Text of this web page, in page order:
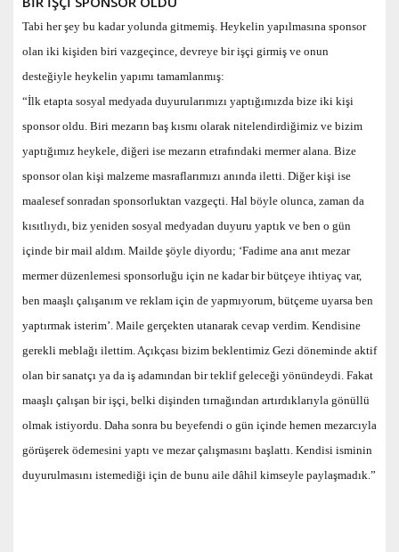
Tabi her şey bu kadar yolunda gitmemiş. Heykelin yapılmasına sponsor
olan iki kişiden biri vazgeçince, devreye bir işçi girmiş ve onun
desteğiyle heykelin yapımı tamamlanmış:
“İlk etapta sosyal medyada duyurularımızı yaptığımızda bize iki kişi
sponsor oldu. Biri mezarın baş kısmı olarak nitelendirdiğimiz ve bizim
yaptığımız heykele, diğeri ise mezarın etrafındaki mermer alana. Bize
sponsor olan kişi malzeme masraflarımızı anında iletti. Diğer kişi ise
maalesef sonradan sponsorluktan vazgeçti. Hal böyle olunca, zaman da
kısıtlıydı, biz yeniden sosyal medyadan duyuru yaptık ve ben o gün
içinde bir mail aldım. Mailde şöyle diyordu; ‘Fadime ana anıt mezar
mermer düzenlemesi sponsorluğu için ne kadar bir bütçeye ihtiyaç var,
ben maaşlı çalışanım ve reklam için de yapmıyorum, bütçeme uyarsa ben
yaptırmak isterim’. Maile gerçekten utanarak cevap verdim. Kendisine
gerekli meblağı ilettim. Açıkçası bizim beklentimiz Gezi döneminde aktif
olan bir sanatçı ya da iş adamından bir teklif geleceği yönündeydi. Fakat
maaşlı çalışan bir işçi, belki dişinden tırnağından artırdıklarıyla gönüllü
olmak istiyordu. Daha sonra bu beyefendi o gün içinde hemen mezarcıyla
görüşerek ödemesini yaptı ve mezar çalışmasını başlattı. Kendisi isminin
duyurulmasını istemediği için de bunu aile dâhil kimseyle paylaşmadık.”